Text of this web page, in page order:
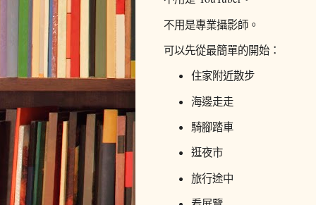
不用是專業攝影師。
可以先從最簡單的開始：
住家附近散步
海邊走走
騎腳踏車
逛夜市
旅行途中